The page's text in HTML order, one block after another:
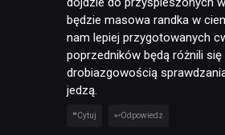
będzie masowa randka w
nam lepiej przygotowanych
poprzedników będą różnili się
drobiazgowością
jedzą.
Cytuj Odpowiedz